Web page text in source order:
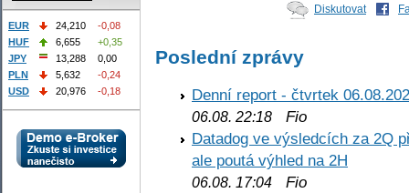
Diskutovat
Poslední zprávy
Denní report - čtvrtek
06.08. 22:18 Fio
Datadog ve výsledcích za 2Q
ale poutá výhled na 2H
06.08. 17:04 Fio
EUR 24,210
-0,08
HUF
6,655
+0,35
JPY
13,288
0,00
PLN
5,632
-0,24
USD
20,976 -0,18